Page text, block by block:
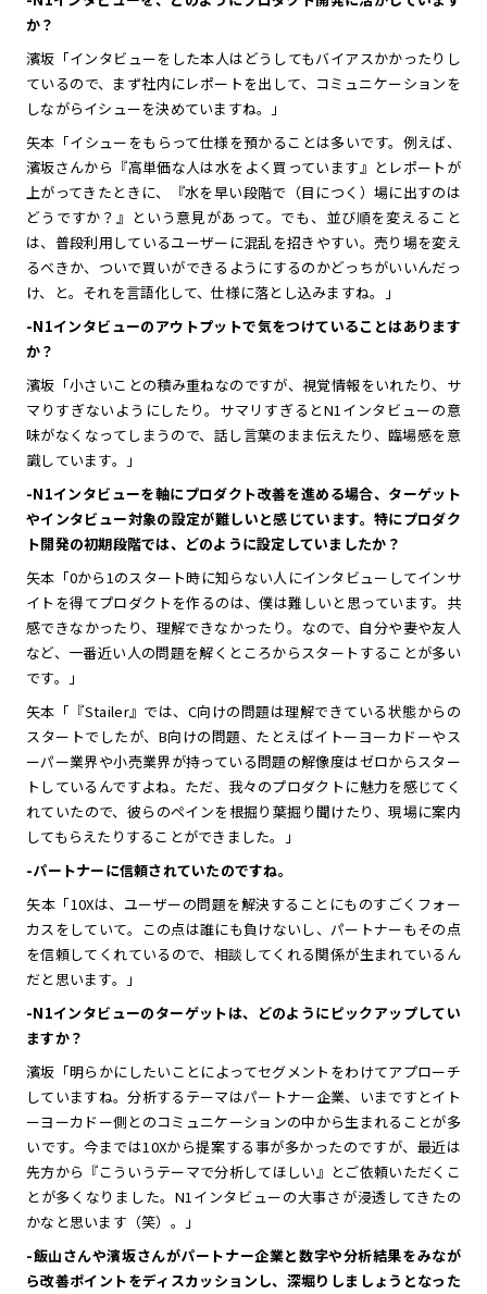
か？
濱坂「インタビューをした本人はどうしてもバイアスかかったりし
ているので、まず社内にレポートを出して、コミュニケーションを
しながらイシューを決めていますね。」
矢本「イシューをもらって仕様を預かることは多いです。例えば、
濱坂さんから『高単価な人は水をよく買っています』とレポートが
上がってきたときに、『水を早い段階で（目につく）場に出すのは
どうですか？』という意見があって。でも、並び順を変えること
は、普段利用しているユーザーに混乱を招きやすい。売り場を変え
るべきか、ついで買いができるようにするのかどっちがいいんだっ
け、と。それを言語化して、仕様に落とし込みますね。」
-N1インタビューのアウトプットで気をつけていることはあります
か？
濱坂「小さいことの積み重ねなのですが、視覚情報をいれたり、サ
マりすぎないようにしたり。サマリすぎるとN1インタビューの意
味がなくなってしまうので、話し言葉のまま伝えたり、臨場感を意
識しています。」
-N1インタビューを軸にプロダクト改善を進める場合、ターゲット
やインタビュー対象の設定が難しいと感じています。特にプロダク
ト開発の初期段階では、どのように設定していましたか？
矢本「0から1のスタート時に知らない人にインタビューしてインサ
イトを得てプロダクトを作るのは、僕は難しいと思っています。共
感できなかったり、理解できなかったり。なので、自分や妻や友人
など、一番近い人の問題を解くところからスタートすることが多い
です。」
矢本「『Stailer』では、C向けの問題は理解できている状態からの
スタートでしたが、B向けの問題、たとえばイトーヨーカドーやス
ーパー業界や小売業界が持っている問題の解像度はゼロからスター
トしているんですよね。ただ、我々のプロダクトに魅力を感じてく
れていたので、彼らのペインを根掘り葉掘り聞けたり、現場に案内
してもらえたりすることができました。」
-パートナーに信頼されていたのですね。
矢本「10Xは、ユーザーの問題を解決することにものすごくフォー
カスをしていて。この点は誰にも負けないし、パートナーもその点
を信頼してくれているので、相談してくれる関係が生まれているん
だと思います。」
-N1インタビューのターゲットは、どのようにピックアップしてい
ますか？
濱坂「明らかにしたいことによってセグメントをわけてアプローチ
していますね。分析するテーマはパートナー企業、いまですとイト
ーヨーカドー側とのコミュニケーションの中から生まれることが多
いです。今までは10Xから提案する事が多かったのですが、最近は
先方から『こういうテーマで分析してほしい』とご依頼いただくこ
とが多くなりました。N1インタビューの大事さが浸透してきたの
かなと思います（笑）。」
-飯山さんや濱坂さんがパートナー企業と数字や分析結果をみなが
ら改善ポイントをディスカッションし、深堀りしましょうとなった